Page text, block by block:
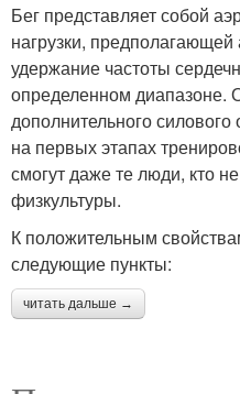
Бег представляет собой
нагрузки,
удержание частоты
определенном диапазоне.
дополнительного
на первых этапах
смогут даже те люди, кто
физкультуры.
К положительным
следующие пункты:
читать дальше →